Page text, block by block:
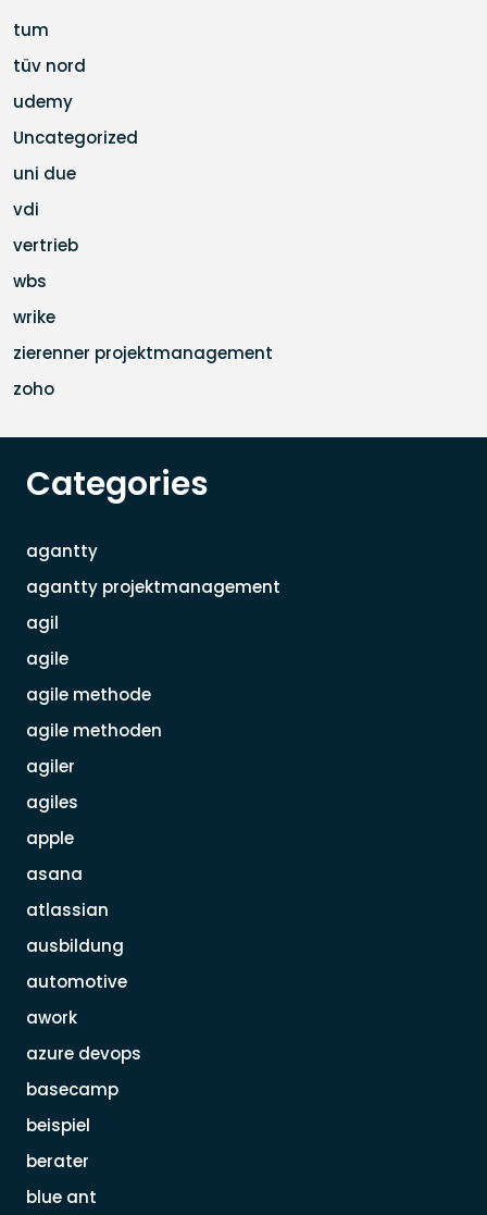
tum
tüv nord
udemy
Uncategorized
uni due
vdi
vertrieb
wbs
wrike
zierenner projektmanagement
zoho
Categories
agantty
agantty projektmanagement
agil
agile
agile methode
agile methoden
agiler
agiles
apple
asana
atlassian
ausbildung
automotive
awork
azure devops
basecamp
beispiel
berater
blue ant